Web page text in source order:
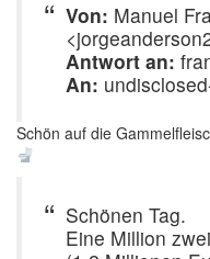
Von: Manuel
Antwort an:
An:
Schön auf die
Schönen Tag.
Eine Million